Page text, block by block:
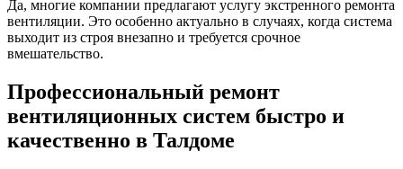
Да, многие компании предлагают услугу экстренного ремонта
вентиляции. Это особенно актуально в случаях, когда система
выходит из строя внезапно и требуется срочное
вмешательство.
Профессиональный ремонт
вентиляционных систем быстро и
качественно в Талдоме